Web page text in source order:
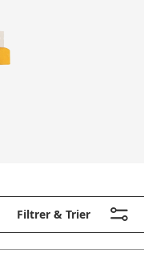
Filtrer & Trier